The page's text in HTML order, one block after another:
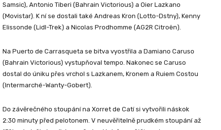
Samsic), Antonio Tiberi (Bahrain Victorious) a Oier Lazkano
(Movistar). K ní se dostali také Andreas Kron (Lotto-Dstny), Kenny
Elissonde (Lidl-Trek) a Nicolas Prodhomme (AG2R Citroën).
Na Puerto de Carrasqueta se bitva vyostřila a Damiano Caruso
(Bahrain Victorious) vystupňoval tempo. Nakonec se Caruso
dostal do úniku přes vrchol s Lazkanem, Kronem a Ruiem Costou
(Intermarché-Wanty-Gobert).
Do závěrečného stoupání na Xorret de Catí si vytvořili náskok
2:30 minuty před pelotonem. V neuvěřitelně prudkém stoupání až